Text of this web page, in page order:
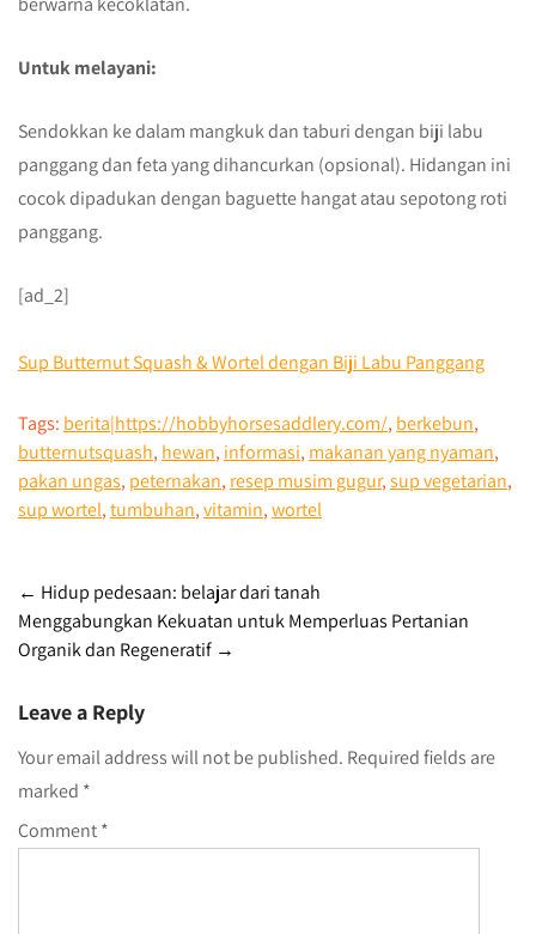
Untuk melayani:
Sendokkan ke dalam mangkuk dan taburi dengan biji labu
panggang dan feta yang dihancurkan (opsional). Hidangan ini
cocok dipadukan dengan baguette hangat atau sepotong roti
panggang.
[ad_2]
Sup Butternut Squash & Wortel dengan Biji Labu Panggang
Tags: berita|https://hobbyhorsesaddlery.com/, berkebun,
butternutsquash, hewan, informasi, makanan yang nyaman,
pakan ungas, peternakan, resep musim gugur,sup vegetarian,
sup wortel,tumbuhan,vitamin,wortel
Post
navigation
← Hidup pedesaan: belajar dari tanah
Menggabungkan Kekuatan untuk Memperluas Pertanian
Organik dan Regeneratif →
Leave a Reply
Your email address will not be published. Required fields are
marked *
Comment*